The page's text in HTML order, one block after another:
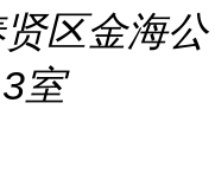
区金海公
室